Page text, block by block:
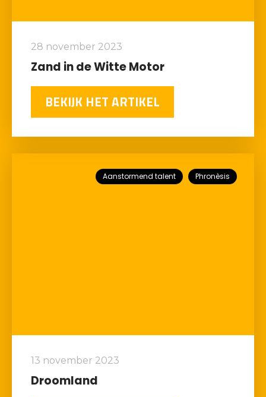
28 november 2023
Zand in de Witte Motor
BEKIJK HET ARTIKEL
Aanstormend talent Phronèsis
13 november 2023
Droomland